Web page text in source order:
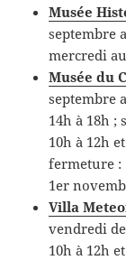
Musée
septembre
mercredi
Musée du
septembre
14h à 18h ;
10h à 12h
fermeture :
1er
Villa
vendredi
10h à 12h